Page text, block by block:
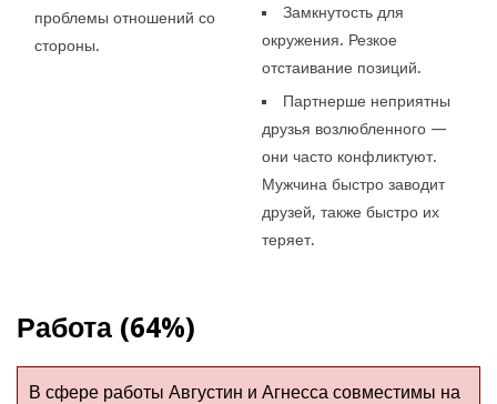
проблемы отношений со
стороны.
Замкнутость для
окружения. Резкое
отстаивание позиций.
Партнерше неприятны
друзья возлюбленного —
они часто конфликтуют.
Мужчина быстро заводит
друзей, также быстро их
теряет.
Работа (64%)
В сфере работы Августин и Агнесса совместимы на